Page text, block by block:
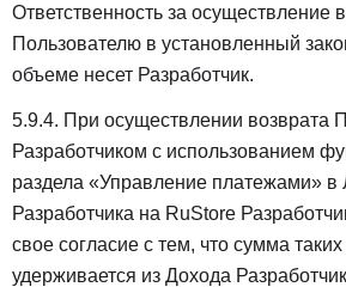
Ответственность за осуществление
Пользователю в установленный
объеме несет Разработчик.
5.9.4. При осуществлении возврата
Разработчиком с использованием
раздела «Управление платежами» в
Разработчика на RuStore
свое согласие с тем, что сумма
удерживается из Дохода